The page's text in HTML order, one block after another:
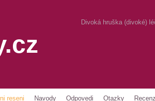
Divoká hruška (divoké)
reseni Navody Odpovedi Otazky